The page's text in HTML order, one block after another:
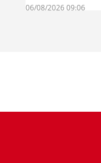
06/08/2026 09:06